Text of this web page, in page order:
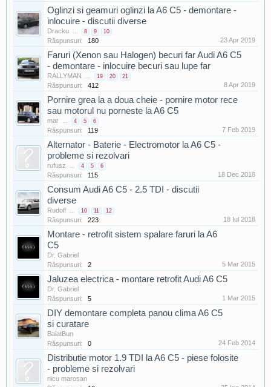
Oglinzi si geamuri oglinzi la A6 C5 - demontare -
inlocuire - discutii diverse
Dracku ... 8 9 10
Răspunsuri: 180 23 Apr 2019
Faruri (Xenon sau Halogen) becuri far Audi A6 C5
- demontare - inlocuire becuri sau lupe far
RALLYMAN ... 19 20 21
Răspunsuri: 412 8 Apr 2019
Pornire grea la a doua cheie - pornire motor rece
sau motorul nu porneste la A6 C5
mar ... 4 5 6
Răspunsuri: 119 7 Feb 2019
Alternator - Baterie - Electromotor la A6 C5 -
probleme si rezolvari
rufusz ... 4 5 6
Răspunsuri: 115 18 Dec 2018
Consum Audi A6 C5 - 2.5 TDI - discutii
diverse
Rudolf ... 10 11 12
Răspunsuri: 223 18 Iul 2018
Montare - retrofit sistem spalare faruri la A6
C5
Dr. Gabriel
Răspunsuri:
2 5 Mar 2015
Jaluzea electrica - montare retrofit Audi A6 C5
Dr. Gabriel
Răspunsuri:
5 1 Mar 2015
DIY demontare completa panou clima A6 C5
si curatare
BaiatBun
Răspunsuri:
0 24 Feb 2014
Distributie motor 1.9 TDI la A6 C5 - piese folosite
- probleme si rezolvari
nicu marosan